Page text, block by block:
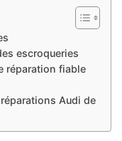
escroqueries
réparation fiable
Audi de